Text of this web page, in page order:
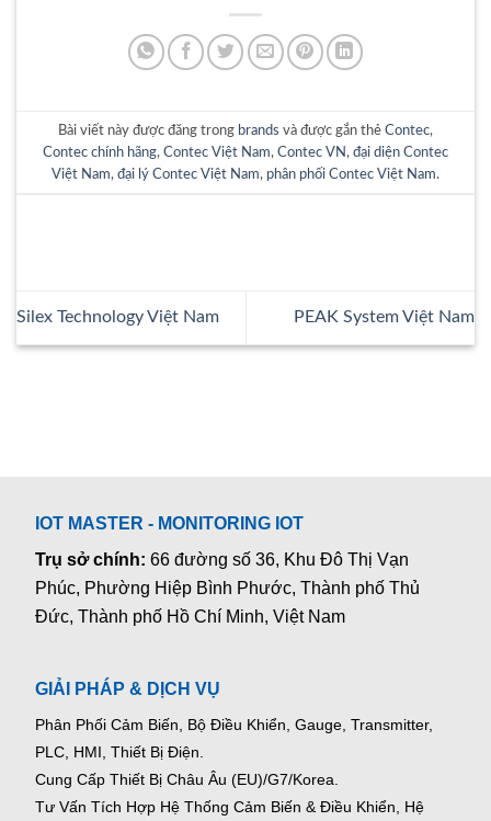
Bài viết này được đăng trong brands và được gắn thẻ Contec,
Contec chính hãng, Contec Việt Nam, Contec VN , đại diện Contec
Việt Nam, đại lý Contec Việt Nam, phân phối Contec Việt Nam.
Silex Technology Việt Nam PEAK System Việt Nam
IOT MASTER - MONITORING IOT
Trụ sở chính:66 đường số 36, Khu Đô Thị Vạn
Phúc, Phường Hiệp Bình Phước, Thành phố Thủ
Đức, Thành phố Hồ Chí Minh, Việt Nam
GIẢI PHÁP & DỊCH VỤ
Phân Phối Cảm Biến, Bộ Điều Khiển, Gauge, Transmitter,
PLC, HMI, Thiết Bị Điện.
Cung Cấp Thiết Bị Châu Âu (EU)/G7/Korea.
Tư Vấn Tích Hợp Hệ Thống Cảm Biến & Điều Khiển, Hệ